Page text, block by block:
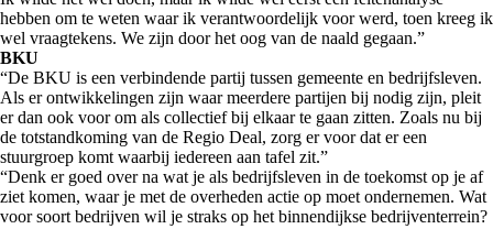
hebben om te weten waar ik verantwoordelijk voor werd, toen kreeg ik
wel vraagtekens. We zijn door het oog van de naald gegaan.”
BKU
“De BKU is een verbindende partij tussen gemeente en bedrijfsleven.
Als er ontwikkelingen zijn waar meerdere partijen bij nodig zijn, pleit
er dan ook voor om als collectief bij elkaar te gaan zitten. Zoals nu bij
de totstandkoming van de Regio Deal, zorg er voor dat er een
stuurgroep komt waarbij iedereen aan tafel zit.”
“Denk er goed over na wat je als bedrijfsleven in de toekomst op je af
ziet komen, waar je met de overheden actie op moet ondernemen. Wat
voor soort bedrijven wil je straks op het binnendijkse bedrijventerrein?